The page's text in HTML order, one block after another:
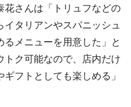
さんは「トリュフなどの
タリアンやスパニッシュ
るメニューを用意した」と
ク可能なので、店内だけ
フトとしても楽しめる」